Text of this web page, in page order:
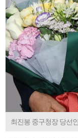
최진봉 중구청장 당선